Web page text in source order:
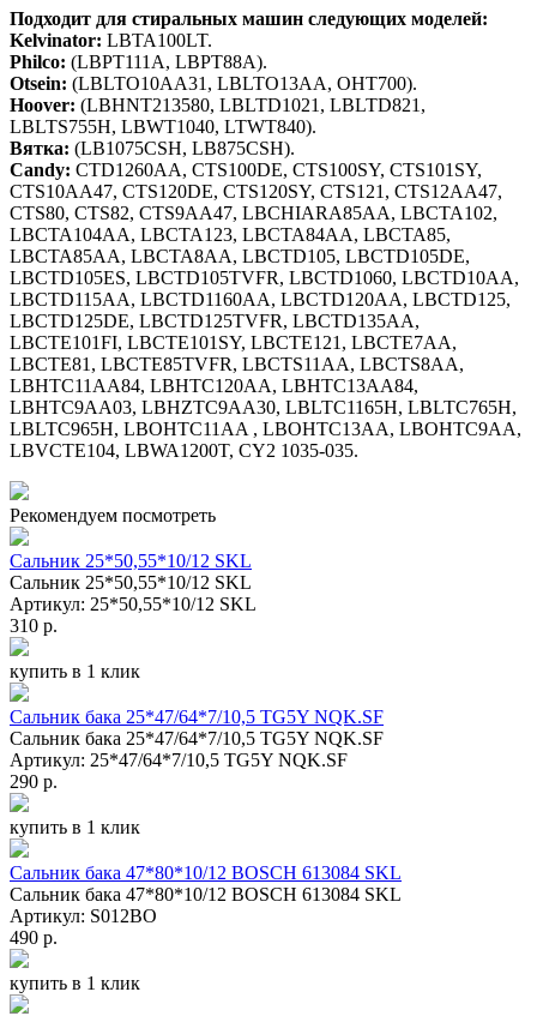
Подходит для стиральных машин следующих моделей:
Kelvinator: LBTA100LT.
Philco: (LBPT111A, LBPT88A).
Otsein: (LBLTO10AA31, LBLTO13AA, OHT700).
Hoover: (LBHNT213580, LBLTD1021, LBLTD821,
LBLTS755H, LBWT1040, LTWT840).
Вятка: (LB1075CSH, LB875CSH).
Candy: CTD1260AА, CTS100DE, CTS100SY, CTS101SY,
CTS10AA47, CTS120DE, CTS120SY, CTS121, CTS12AA47,
CTS80, CTS82, CTS9AA47, LBCHIARA85AA, LBCTA102,
LBCTA104AA, LBCTA123, LBCTA84AA, LBCTA85,
LBCTA85AA, LBCTA8AA, LBCTD105, LBCTD105DE,
LBCTD105ES, LBCTD105TVFR, LBCTD1060, LBCTD10AА,
LBCTD115AA, LBCTD1160AA, LBCTD120AA, LBCTD125,
LBCTD125DE, LBCTD125TVFR, LBCTD135AA,
LBCTE101FI, LBCTE101SY, LBCTE121, LBCTE7AA,
LBCTE81, LBCTE85TVFR, LBCTS11AA, LBCTS8AA,
LBHTC11AA84, LBHTC120AA, LBHTC13AA84,
LBHTC9AA03, LBHZTC9AA30, LBLTC1165H, LBLTC765H,
LBLTC965H, LBOHTC11AA , LBOHTC13AA, LBOHTC9AA,
LBVCTE104, LBWA1200T, CY2 1035-035.
Рекомендуем посмотреть
Сальник 25*50,55*10/12 SKL
Сальник 25*50,55*10/12 SKL
Артикул: 25*50,55*10/12 SKL
310 р.
купить в 1 клик
Сальник бака 25*47/64*7/10,5 TG5Y NQK.SF
Сальник бака 25*47/64*7/10,5 TG5Y NQK.SF
Артикул: 25*47/64*7/10,5 TG5Y NQK.SF
290 р.
купить в 1 клик
Сальник бака 47*80*10/12 BOSCH 613084 SKL
Сальник бака 47*80*10/12 BOSCH 613084 SKL
Артикул: S012BO
490 р.
купить в 1 клик